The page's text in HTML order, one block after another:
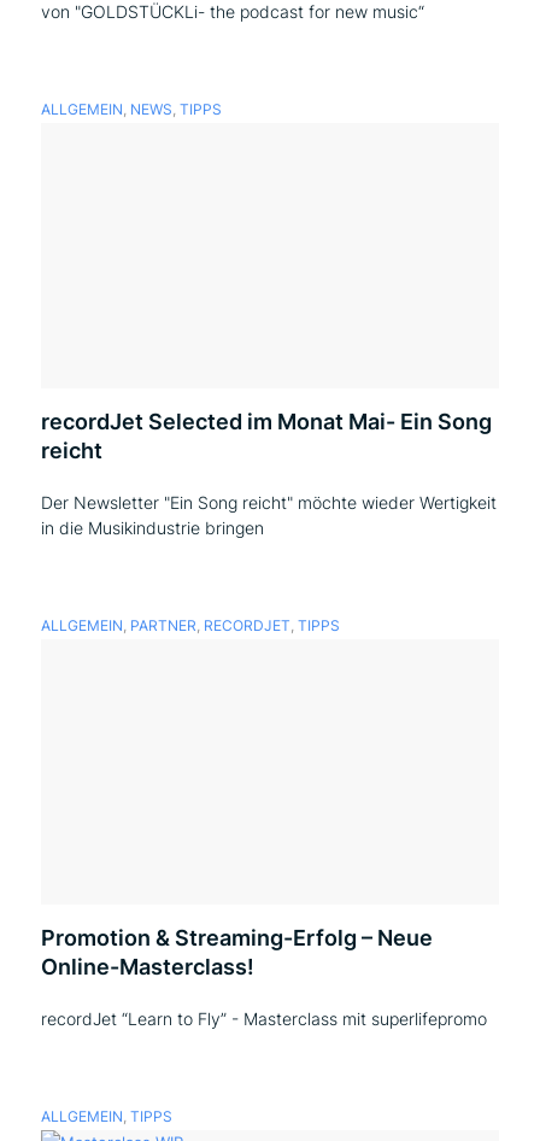
von "GOLDSTÜCKLi- the podcast for new music“
ALLGEMEIN, NEWS, TIPPS
recordJet Selected im Monat Mai- Ein Song
reicht
Der Newsletter "Ein Song reicht" möchte wieder Wertigkeit
in die Musikindustrie bringen
ALLGEMEIN, PARTNER, RECORDJET, TIPPS
Promotion & Streaming-Erfolg – Neue
Online-Masterclass!
recordJet “Learn to Fly” - Masterclass mit superlifepromo
ALLGEMEIN, TIPPS